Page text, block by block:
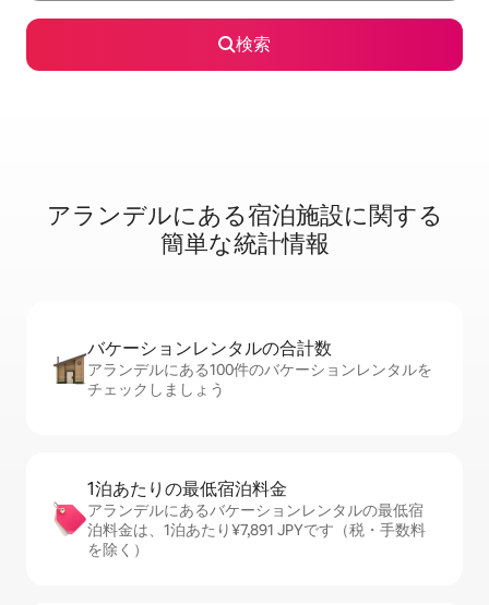
検索
アランデルに⁠あ⁠る宿⁠泊⁠施⁠設⁠に関⁠す⁠る
簡⁠単⁠な統⁠計⁠情⁠報
バケーションレ⁠ン⁠タ⁠ル⁠の合⁠計⁠数
アランデルにある100件のバケーションレンタルを
チェックしましょう
1泊あたりの最⁠低⁠宿⁠泊⁠料⁠金
アランデルにあるバケーションレンタルの最低宿
泊料金は、1泊あたり¥7,891 JPYです（税・手数料
を除く）